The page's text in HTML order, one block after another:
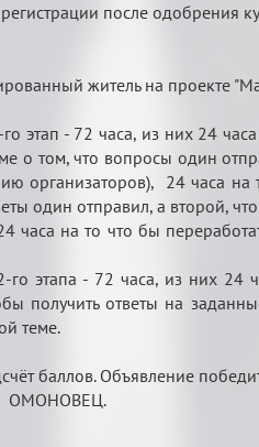
после одобрения
житель на проекте
этап - 72 часа, из них 24
о том, что вопросы один
организаторов), 24 часа
один отправил, а второй,
часа на то что бы
этапа - 72 часа, из них
получить ответы на
теме.
баллов. Объявление
ОМОНОВЕЦ.